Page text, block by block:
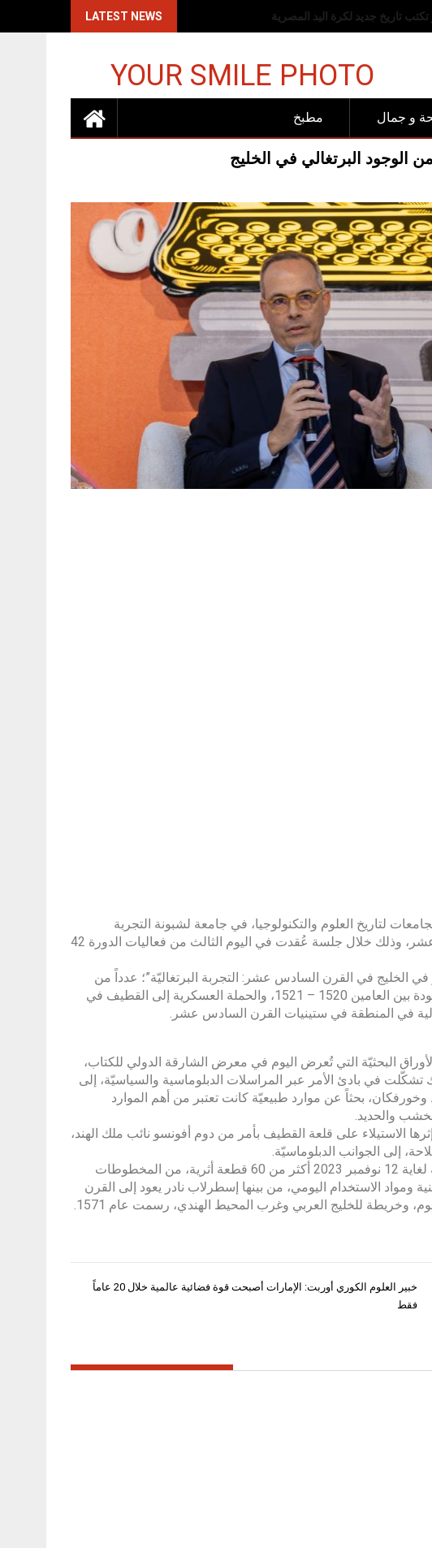
LATEST NEWS للانتهاكات الإسرائيلية
YOUR SMILE PHOTO
مطبخ و جمال
الوجود البرتغالي في الخليج
لتاريخ العلوم والتكنولوجيا، في جامعة لشبونة التجربة
البرتغاليّة في منطقة الخليج بين القرنين السادس عشر والسابع عشر، وذلك خلال جلسة عُقدت في اليوم الثالث من فعاليات الدورة 42
الخليج في القرن السادس عشر: التجربة البرتغاليّة”؛ عدداً من
المحاور، كالرحلة من غوا في الهند إلى منطقة الخليج العربي والعودة بين العامين 1520 – 1521، والحملة العسكرية إلى القطيف في
البحثيّة التي تُعرض اليوم في معرض الشارقة الدولي للكتاب،
تشكّلت في بادئ الأمر عبر المراسلات الدبلوماسية والسياسيّة، إلى
بحثاً عن موارد طبيعيّة كانت تعتبر من أهم الموارد
والحديد.
الاستيلاء على قلعة القطيف بأمر من دوم أفونسو نائب ملك الهند،
إلى الجوانب الدبلوماسيّة.
ويقدّم معرض الشارقة الدولي للكتاب 2023 الذي تستمر فعالياته لغاية 12 نوفمبر 2023 أكثر من 60 قطعة أثرية، من المخطوطات
ومواد الاستخدام اليومي، من بينها إسطرلاب نادر يعود إلى القرن
خبير العلوم الكوري أوربت: الإمارات أصبحت قوة فضائية عالمية خلال 20 عاماً
فقط